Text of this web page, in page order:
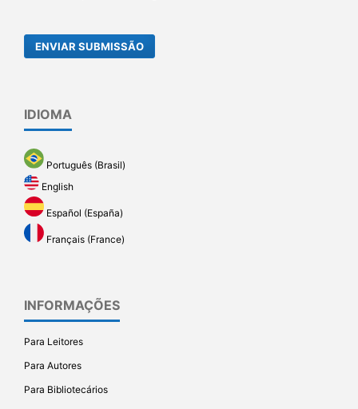
ENVIAR SUBMISSÃO
IDIOMA
Português (Brasil)
English
Español (España)
Français (France)
INFORMAÇÕES
Para Leitores
Para Autores
Para Bibliotecários